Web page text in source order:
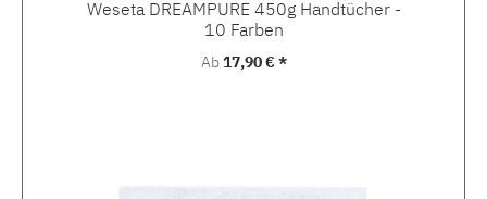
Weseta DREAMPURE 450g Handtücher -
10 Farben
Regulärer Preis:
Ab17,90 € *